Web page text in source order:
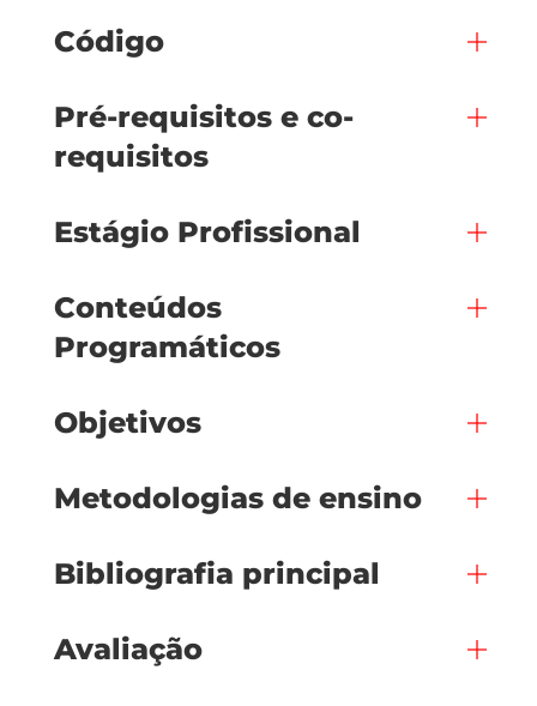
Código
Pré-requisitos e co-
requisitos
Estágio Profissional
Conteúdos
Programáticos
Objetivos
Metodologias de ensino
Bibliografia principal
Avaliação